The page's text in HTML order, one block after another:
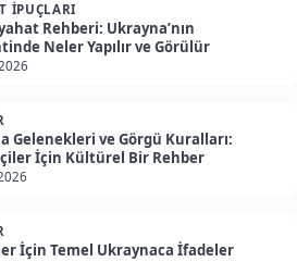
İPUÇLARI
Rehberi: Ukrayna’nın
Neler Yapılır ve Görülür
Gelenekleri ve Görgü Kuralları:
İçin Kültürel Bir Rehber
İçin Temel Ukraynaca İfadeler